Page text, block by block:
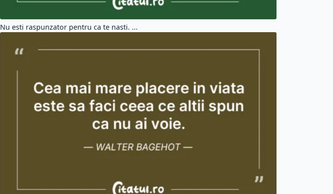
Nu esti raspunzator pentru ca te nasti. ...